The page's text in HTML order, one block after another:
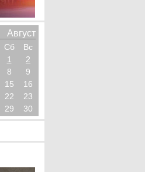
Август
Сб
Вс
1
2
8
9
15
16
22
23
29 30